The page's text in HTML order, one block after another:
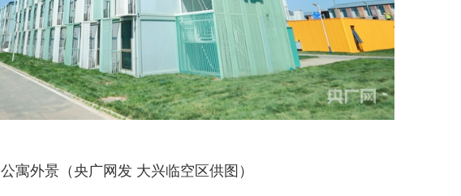
公寓外景（央广网发 大兴临空区供图）